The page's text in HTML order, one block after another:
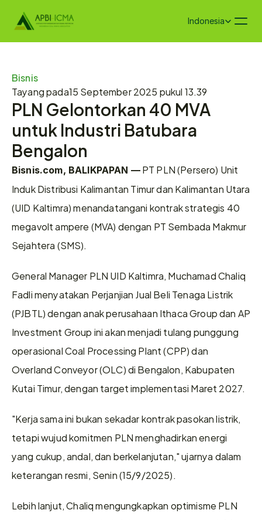
Select Language
Indonesia
Bisnis
Tayang pada15 September 2025 pukul 13.39
PLN Gelontorkan 40 MVA
untuk Industri Batubara
Bengalon
Bisnis.com, BALIKPAPAN — PT PLN (Persero) Unit
Induk Distribusi Kalimantan Timur dan Kalimantan Utara
(UID Kaltimra) menandatangani kontrak strategis 40
megavolt ampere (MVA) dengan PT Sembada Makmur
Sejahtera (SMS).
General Manager PLN UID Kaltimra, Muchamad Chaliq
Fadli menyatakan Perjanjian Jual Beli Tenaga Listrik
(PJBTL) dengan anak perusahaan Ithaca Group dan AP
Investment Group ini akan menjadi tulang punggung
operasional Coal Processing Plant (CPP) dan
Overland Conveyor (OLC) di Bengalon, Kabupaten
Kutai Timur, dengan target implementasi Maret 2027.
"Kerja sama ini bukan sekadar kontrak pasokan listrik,
tetapi wujud komitmen PLN menghadirkan energi
yang cukup, andal, dan berkelanjutan," ujarnya dalam
keterangan resmi, Senin (15/9/2025).
Lebih lanjut, Chaliq mengungkapkan optimisme PLN